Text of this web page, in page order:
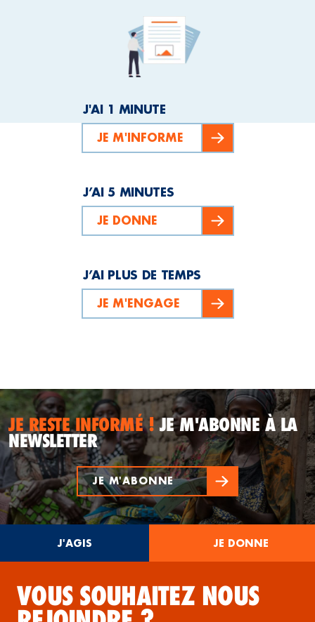
J'AI 1 MINUTE
JE M'INFORME
J’AI 5 MINUTES
JE DONNE
J’AI PLUS DE TEMPS
JE M'ENGAGE
JE RESTE INFORMÉ !JE M'ABONNE À LA
NEWSLETTER
JE M'ABONNE
J'AGIS JE DONNE
VOUS SOUHAITEZ NOUS